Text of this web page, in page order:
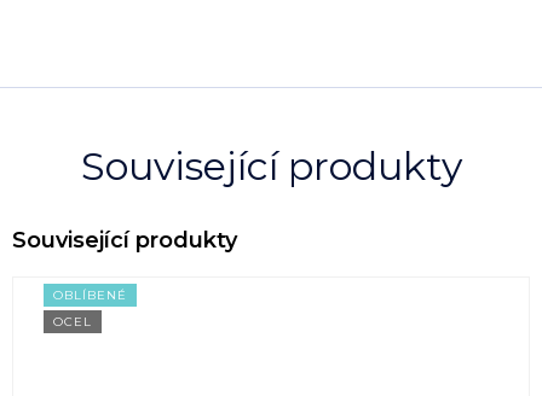
Související produkty
OBLÍBENÉ
OCEL